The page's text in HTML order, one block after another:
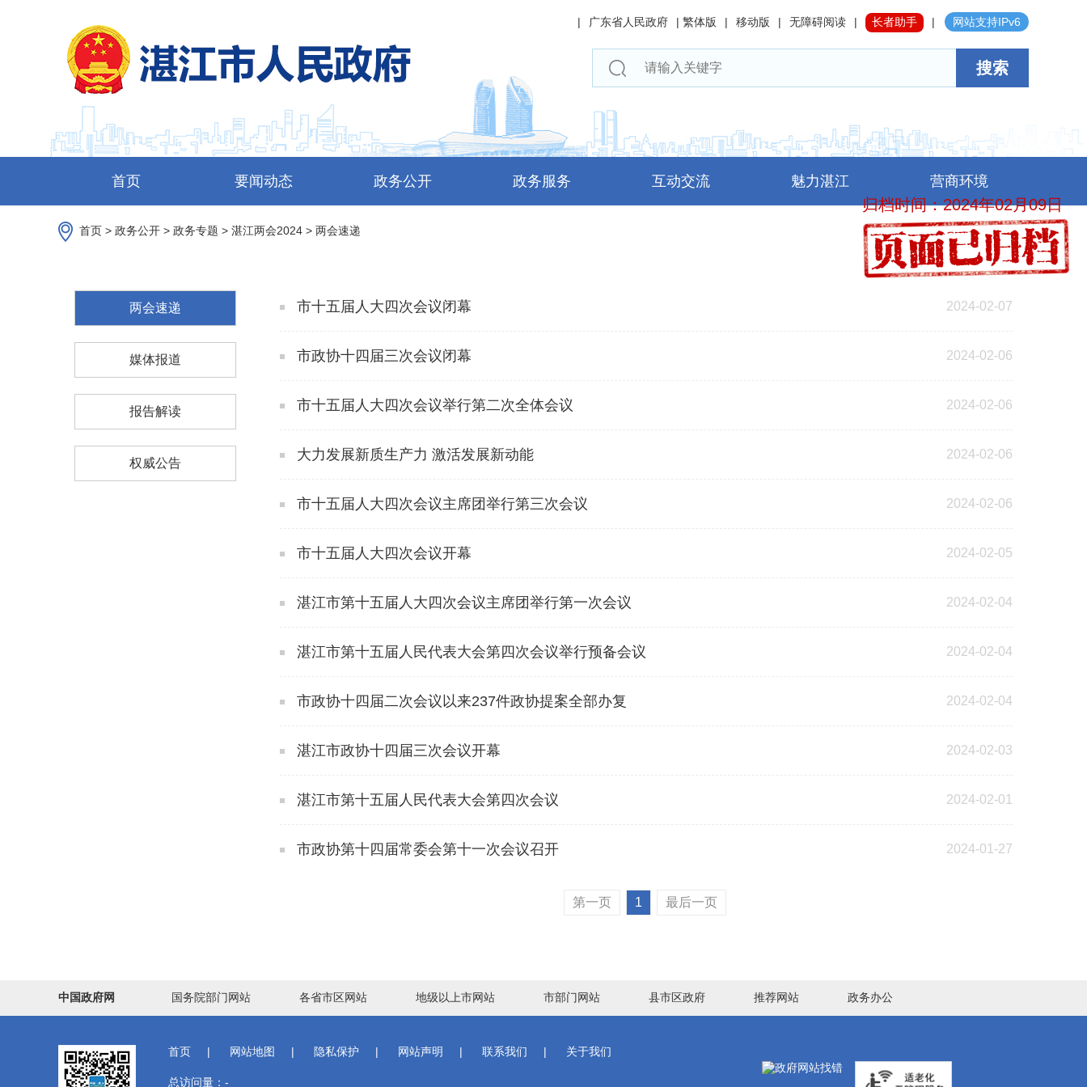
归档时间：2024年02月09日
| 广东省人民政府 | 繁体版 | 移动版 | 无障碍阅读 | 长者助手 | 网站支持IPv6
搜索
首页 要闻动态 政务公开 政务服务 互动交流 魅力湛江 营商环境
首页 > 政务公开 > 政务专题 > 湛江两会2024 > 两会速递
两会速递
媒体报道
报告解读
权威公告
市十五届人大四次会议闭幕 2024-02-07
市政协十四届三次会议闭幕 2024-02-06
市十五届人大四次会议举行第二次全体会议 2024-02-06
大力发展新质生产力 激活发展新动能 2024-02-06
市十五届人大四次会议主席团举行第三次会议 2024-02-06
市十五届人大四次会议开幕 2024-02-05
湛江市第十五届人大四次会议主席团举行第一次会议 2024-02-04
湛江市第十五届人民代表大会第四次会议举行预备会议 2024-02-04
市政协十四届二次会议以来237件政协提案全部办复 2024-02-04
湛江市政协十四届三次会议开幕 2024-02-03
湛江市第十五届人民代表大会第四次会议 2024-02-01
市政协第十四届常委会第十一次会议召开 2024-01-27
第一页 1 最后一页
中国政府网 国务院部门网站 各省市区网站 地级以上市网站 市部门网站 县市区政府 推荐网站 政务办公
首页 | 网站地图 | 隐私保护 | 网站声明 | 联系我们 | 关于我们
总访问量： -